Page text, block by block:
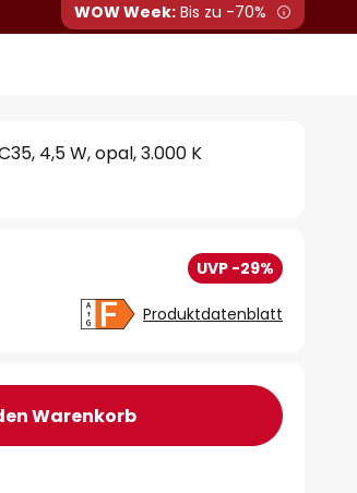
WOW Week: Bis zu -70%
4,5 W, opal, 3.000 K
UVP -29%
Produktdatenblatt
Warenkorb